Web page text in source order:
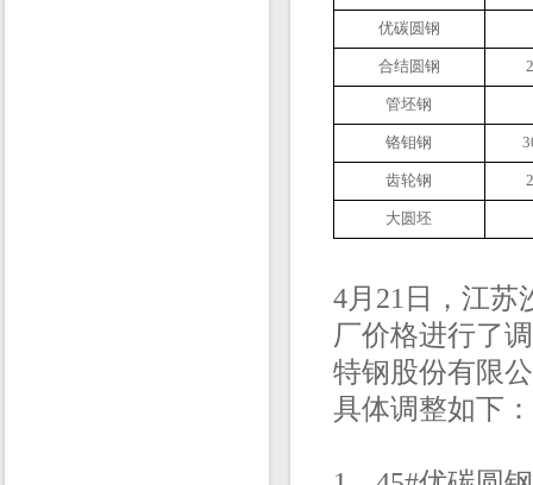
优碳圆钢
合结圆钢
管坯钢
铬钼钢
齿轮钢
大圆坯
4月21日，江苏
厂价格进行了
特钢股份有限
具体调整如下：